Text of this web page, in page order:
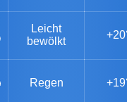
Leicht
bewölkt
Regen